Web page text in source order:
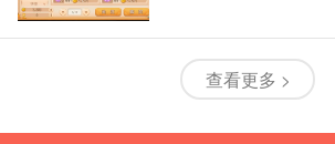
查看更多 >